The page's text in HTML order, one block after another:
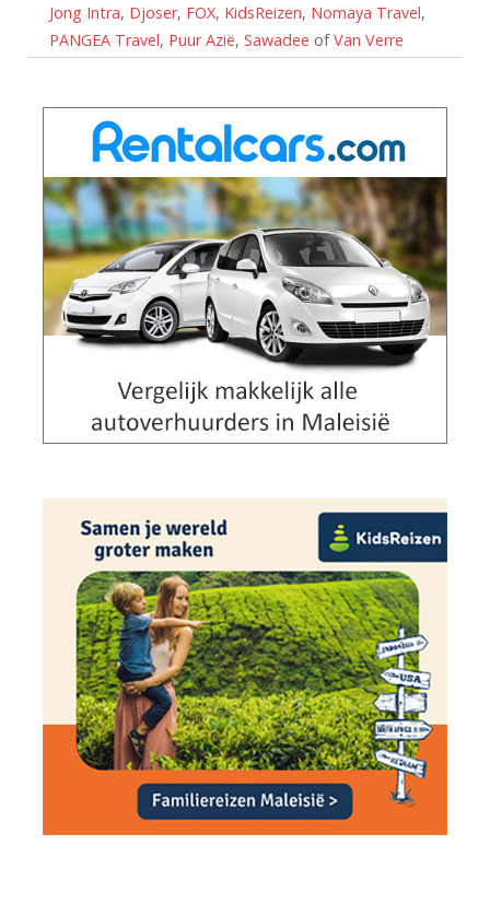
Jong Intra, Djoser, FOX, KidsReizen, Nomaya Travel,
PANGEA Travel, Puur Azië, Sawadee ofVan Verre